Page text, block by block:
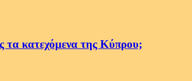
τα κατεχόμενα της Κύπρου;